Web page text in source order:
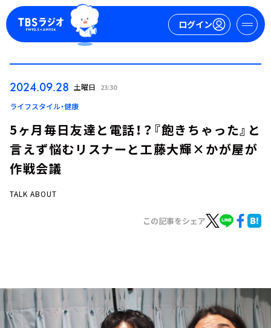
ログイン
ログイン
イベント・グッズ
YouTube
会社情報
2024.09.28 土曜日 23:30
ライフスタイル・健康
5ヶ月毎日友達と電話！？『飽きちゃった』と
言えず悩むリスナーと工藤大輝×かが屋が
作戦会議
TALK ABOUT
この記事をシェア